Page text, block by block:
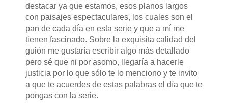
destacar ya que estamos, esos planos largos
con paisajes espectaculares, los cuales son el
pan de cada día en esta serie y que a mí me
tienen fascinado. Sobre la exquisita calidad del
guión me gustaría escribir algo más detallado
pero sé que ni por asomo, llegaría a hacerle
justicia por lo que sólo te lo menciono y te invito
a que te acuerdes de estas palabras el día que te
pongas con la serie.